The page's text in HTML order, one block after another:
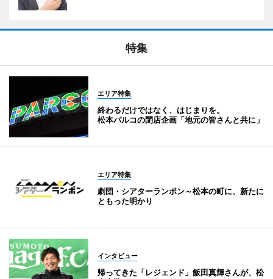
特集
エリア特集
終わるだけではなく、はじまりを。
松本パルコの閉店企画「地元の皆さんと共に」
エリア特集
劇団・シアターランポン～松本の町に、新たに
ともった明かり
インタビュー
帰ってきた「レジェンド」飯田真輝さんが、松